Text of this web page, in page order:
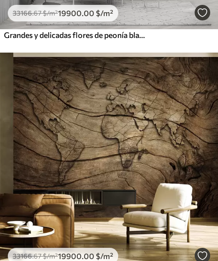
33166.67$/m²19900 .00 $/m²
33166.67$/m²19900 .00 $/m²